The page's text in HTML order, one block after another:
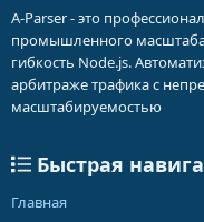
A-Parser - это
промышленного масштаба:
гибкость Node.js.
арбитраже трафика с
масштабируемостью
Быстрая
Главная